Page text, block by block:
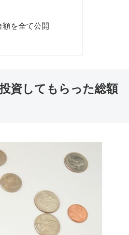
額を全て公開
資してもらった総額